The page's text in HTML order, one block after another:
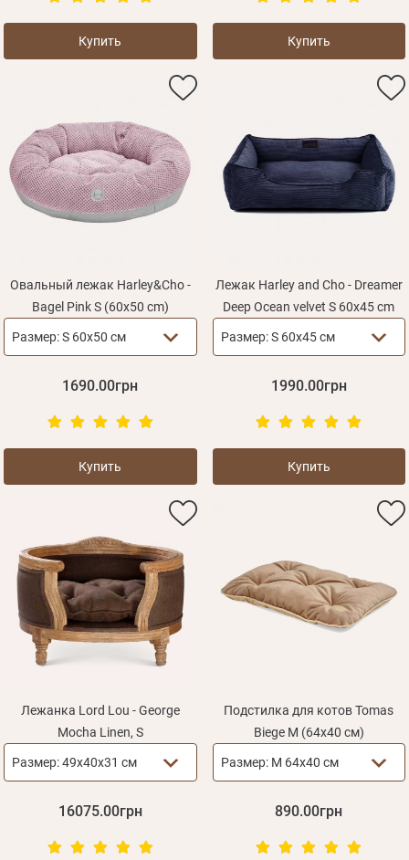
Купить Купить
Овальный лежак Harley&Cho -
Bagel Pink S (60х50 cm)
Размер:S 60х50 см
1690.00грн
Купить
Лежак Harley and Cho - Dreamer
Deep Ocean velvet S 60x45 cm
Размер:S 60x45 см
1990.00грн
Купить
Лежанка Lord Lou - George
Mocha Linen, S
Размер:49x40x31 см
16075.00грн
Подстилка для котов Tomas
Biege M (64х40 см)
Размер: M 64х40 см
890.00грн